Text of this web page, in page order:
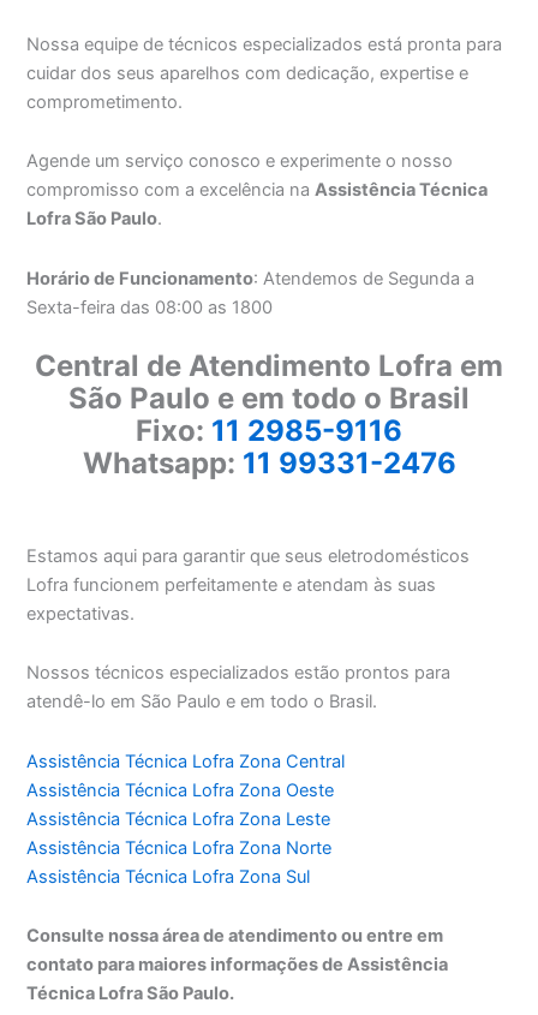
Nossa equipe de técnicos especializados está pronta para
cuidar dos seus aparelhos com dedicação, expertise e
comprometimento.
Agende um serviço conosco e experimente o nosso
compromisso com a excelência naAssistência Técnica
Lofra São Paulo.
Horário de Funcionamento: Atendemos de Segunda a
Sexta-feira das 08:00 as 1800
Central de Atendimento Lofra em
São Paulo e em todo o Brasil
Fixo: 11 2985-9116
Whatsapp: 11 99331-2476
Estamos aqui para garantir que seus eletrodomésticos
Lofra funcionem perfeitamente e atendam às suas
expectativas.
Nossos técnicos especializados estão prontos para
atendê-lo em São Paulo e em todo o Brasil.
Assistência Técnica Lofra Zona Central
Assistência Técnica Lofra Zona Oeste
Assistência Técnica Lofra Zona Leste
Assistência Técnica Lofra Zona Norte
Assistência Técnica Lofra Zona Sul
Consulte nossa área de atendimento ou entre em
contato para maiores informações de Assistência
Técnica Lofra São Paulo.